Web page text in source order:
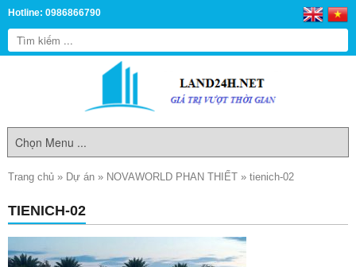
Hotline: 0986866790
Trang chủ » Dự án » NOVAWORLD PHAN THIẾT » tienich-02
TIENICH-02